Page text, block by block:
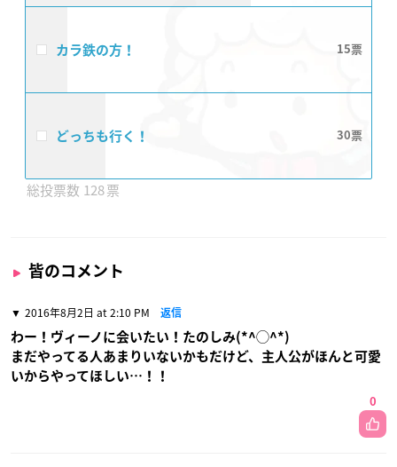
カラ鉄の方！ 15
どっちも行く！ 30
128
皆のコメント
2016年8月2日 at 2:10 PM 返信
わー！ヴィーノに会いたい！たのしみ(*^◯^*)
まだやってる人あまりいないかもだけど、主人公がほんと可愛
いからやってほしい…！！
0